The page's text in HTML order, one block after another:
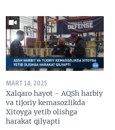
MART 14, 2025
Xalqaro hayot - AQSh harbiy
va tijoriy kemasozlikda
Xitoyga yetib olishga
harakat qilyapti